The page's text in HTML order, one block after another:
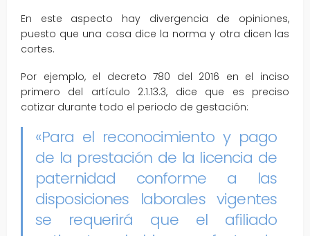
En este aspecto hay divergencia de opiniones,
puesto que una cosa dice la norma y otra dicen las
cortes.
Por ejemplo, el decreto 780 del 2016 en el inciso
primero del artículo 2.1.13.3, dice que es preciso
cotizar durante todo el periodo de gestación:
«Para el reconocimiento y pago
de la prestación de la licencia de
paternidad conforme a las
disposiciones laborales vigentes
se requerirá que el afiliado